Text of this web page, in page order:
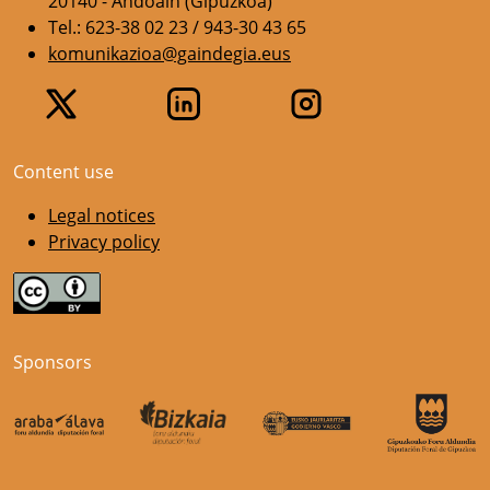
Tel.: 623-38 02 23 / 943-30 43 65
komunikazioa@gaindegia.eus
Content use
Legal notices
Privacy policy
Sponsors